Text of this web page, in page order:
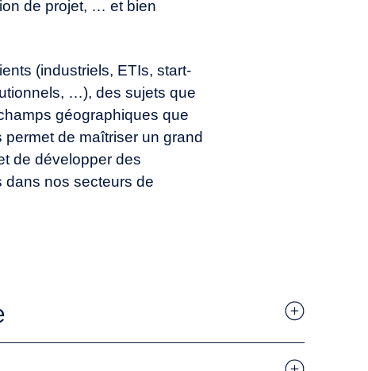
de projet, … et bien
(industriels, ETIs, start-
…), des sujets que
géographiques que
de maîtriser un grand
de développer des
nos secteurs de